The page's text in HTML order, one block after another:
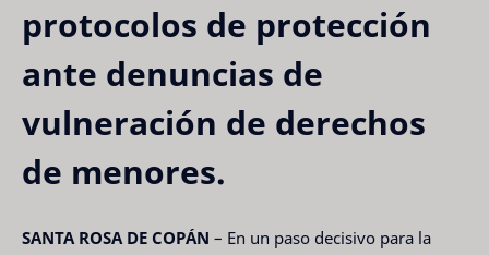
protocolos de protección
ante denuncias de
vulneración de derechos
de menores.
SANTA ROSA DE COPÁN – En un paso decisivo para la